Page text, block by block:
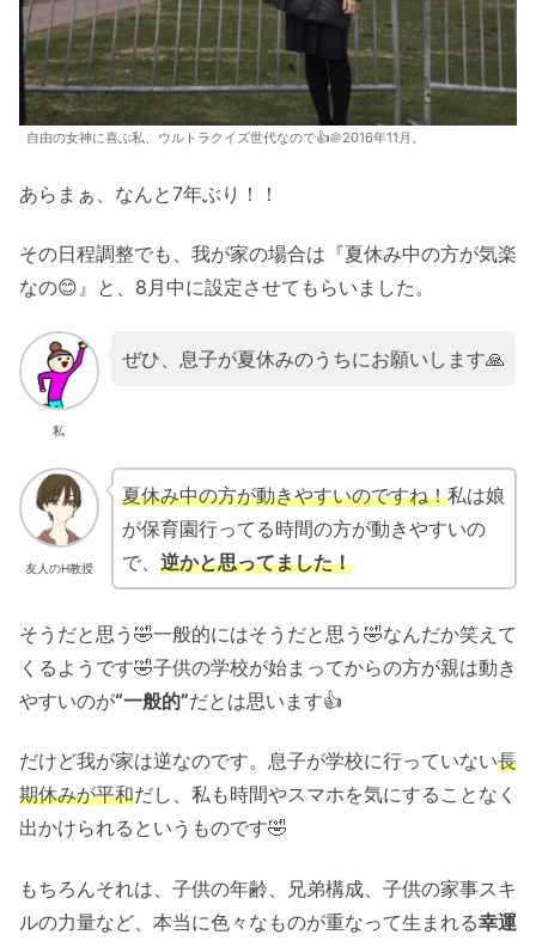
自由の女神に喜ぶ私、ウルトラクイズ世代なので👍＠2016年11月。
あらまぁ、なんと7年ぶり！！
その日程調整でも、我が家の場合は『夏休み中の方が気楽
なの😊』と、8月中に設定させてもらいました。
私
ぜひ、息子が夏休みのうちにお願いします🙏
友人のH教授
夏休み中の方が動きやすいのですね！私は娘
が保育園行ってる時間の方が動きやすいの
で、 逆かと思ってました！
そうだと思う🤣一般的にはそうだと思う🤣なんだか笑えて
くるようです🤣子供の学校が始まってからの方が親は動き
やすいのが“一般的”だとは思います👍
だけど我が家は逆なのです。息子が学校に行っていない長
期休みが平和だし、私も時間やスマホを気にすることなく
出かけられるというものです🤣
もちろんそれは、子供の年齢、兄弟構成、子供の家事スキ
ルの力量など、本当に色々なものが重なって生まれる幸運